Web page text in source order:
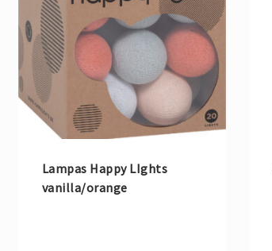
Lampas Happy LIghts
vanilla/orange